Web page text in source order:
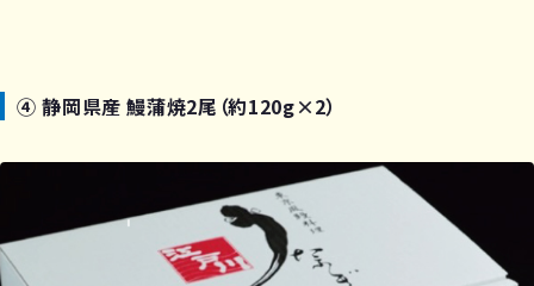
④ 静岡県産 鰻蒲焼2尾（約120g×2）